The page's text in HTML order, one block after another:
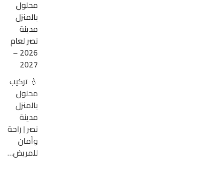
محلول
بالمنزل
مدينة
نصر لعام
2026 –
2027
💧 تركيب
محلول
بالمنزل
مدينة
نصر | راحة
وأمان
للمريض…